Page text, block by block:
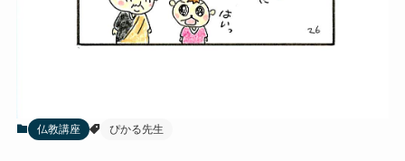
仏教講座 ぴかる先生